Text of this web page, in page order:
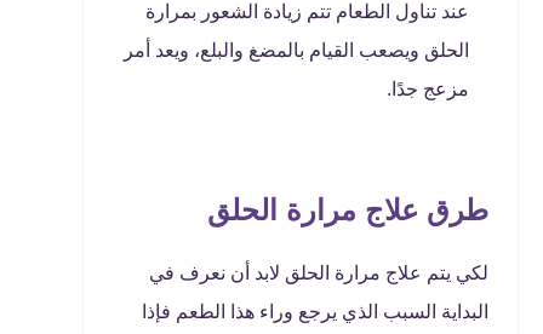
عند تناول الطعام تتم زيادة الشعور بمرارة
الحلق ويصعب القيام بالمضغ والبلع، ويعد أمر
مزعج جدًا.
طرق علاج مرارة الحلق
لكي يتم علاج مرارة الحلق لابد أن نعرف في
البداية السبب الذي يرجع وراء هذا الطعم فإذا